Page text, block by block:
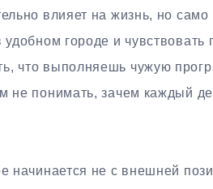
влияет на жизнь, но само
городе и чувствовать
что выполняешь чужую
понимать, зачем каждый
начинается не с внешней